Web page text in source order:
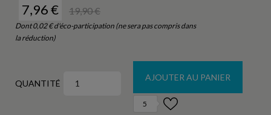
7,96 € 19,90 €
Dont 0,02 € d'éco-participation (ne sera pas compris dans
la réduction)
QUANTITÉ
AJOUTER AU PANIER
5